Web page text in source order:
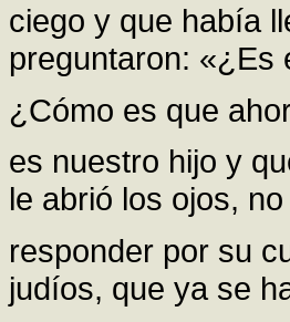
ciego y que había
preguntaron: «¿Es
¿Cómo es que
es nuestro hijo y
le abrió los ojos,
responder por su
judíos, que ya se